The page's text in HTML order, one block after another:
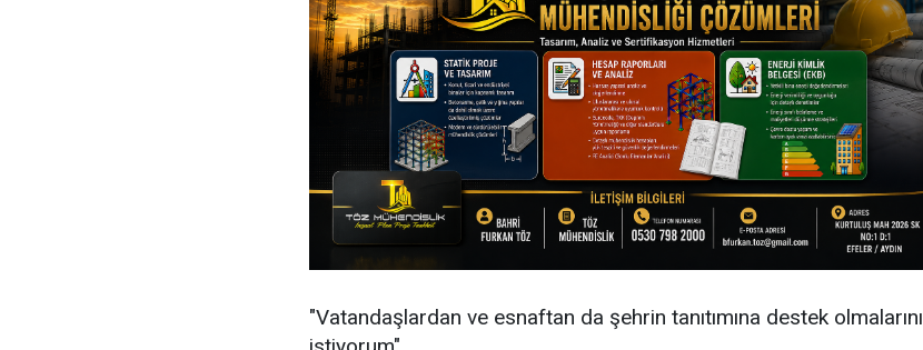
"Vatandaşlardan ve esnaftan da şehrin tanıtımına destek olmalarını